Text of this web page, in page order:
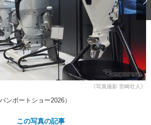
ストップ！不具合修理＆粗悪修理
グ
き コーティング
ング
防錆
粗悪修理
カーメーカー「旧車」関連プロジェ
クト
ト プロショップ検索
《写真撮影 宮崎壮人》
ンボートショー2026）
この写真の記事